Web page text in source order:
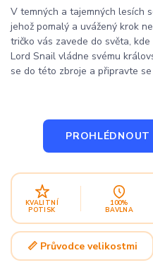
V temných a tajemných lesích
jehož pomalý a uvážený krok
tričko vás zavede do světa,
Lord Snail vládne svému
se do této zbroje a připravte se
PROHLÉDNOUT
KVALITNÍ
POTISK
100%
BAVLNA
📏 Průvodce velikostmi